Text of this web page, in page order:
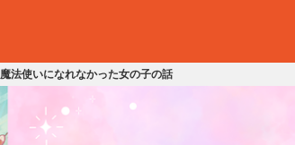
魔法使いになれなかった女の子の話